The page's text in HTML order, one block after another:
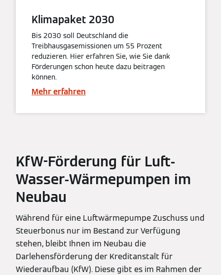
Klimapaket 2030
Bis 2030 soll Deutschland die
Treibhausgasemissionen um 55 Prozent
reduzieren. Hier erfahren Sie, wie Sie dank
Förderungen schon heute dazu beitragen
können.
Mehr erfahren
KfW-Förderung für Luft-
Wasser-Wärmepumpen im
Neubau
Während für eine Luftwärmepumpe Zuschuss und
Steuerbonus nur im Bestand zur Verfügung
stehen, bleibt Ihnen im Neubau die
Darlehensförderung der Kreditanstalt für
Wiederaufbau (KfW). Diese gibt es im Rahmen der